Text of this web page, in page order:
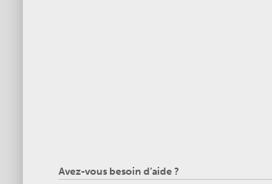
Avez-vous besoin d’aide ?